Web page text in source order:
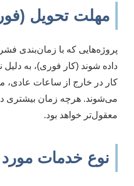
مهلت تحویل
پروژه‌هایی که با زمان‌بندی
داده شوند (کار فوری)، به دلیل
کار در خارج از ساعات عادی،
می‌شوند. هرچه زمان بیشتری
معقول‌تر خواهد بود.
نوع خدمات مورد